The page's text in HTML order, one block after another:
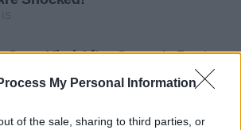
My Personal Information
of the sale, sharing to third parties, or